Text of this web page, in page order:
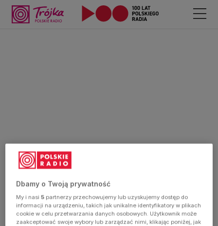
Dbamy o Twoją prywatność
My i nasi5 partnerzy przechowujemy lub uzyskujemy dostęp do
informacji na urządzeniu, takich jak unikalne identyfikatory w plikach
cookie w celu przetwarzania danych osobowych. Użytkownik może
zaakceptować swoje wybory lub zarządzać nimi, klikając poniżej, jak